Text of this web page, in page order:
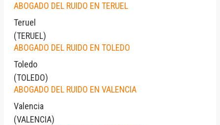
ABOGADO DEL RUIDO EN TERUEL
Teruel
(TERUEL)
ABOGADO DEL RUIDO EN TOLEDO
Toledo
(TOLEDO)
ABOGADO DEL RUIDO EN VALENCIA
Valencia
(VALENCIA)